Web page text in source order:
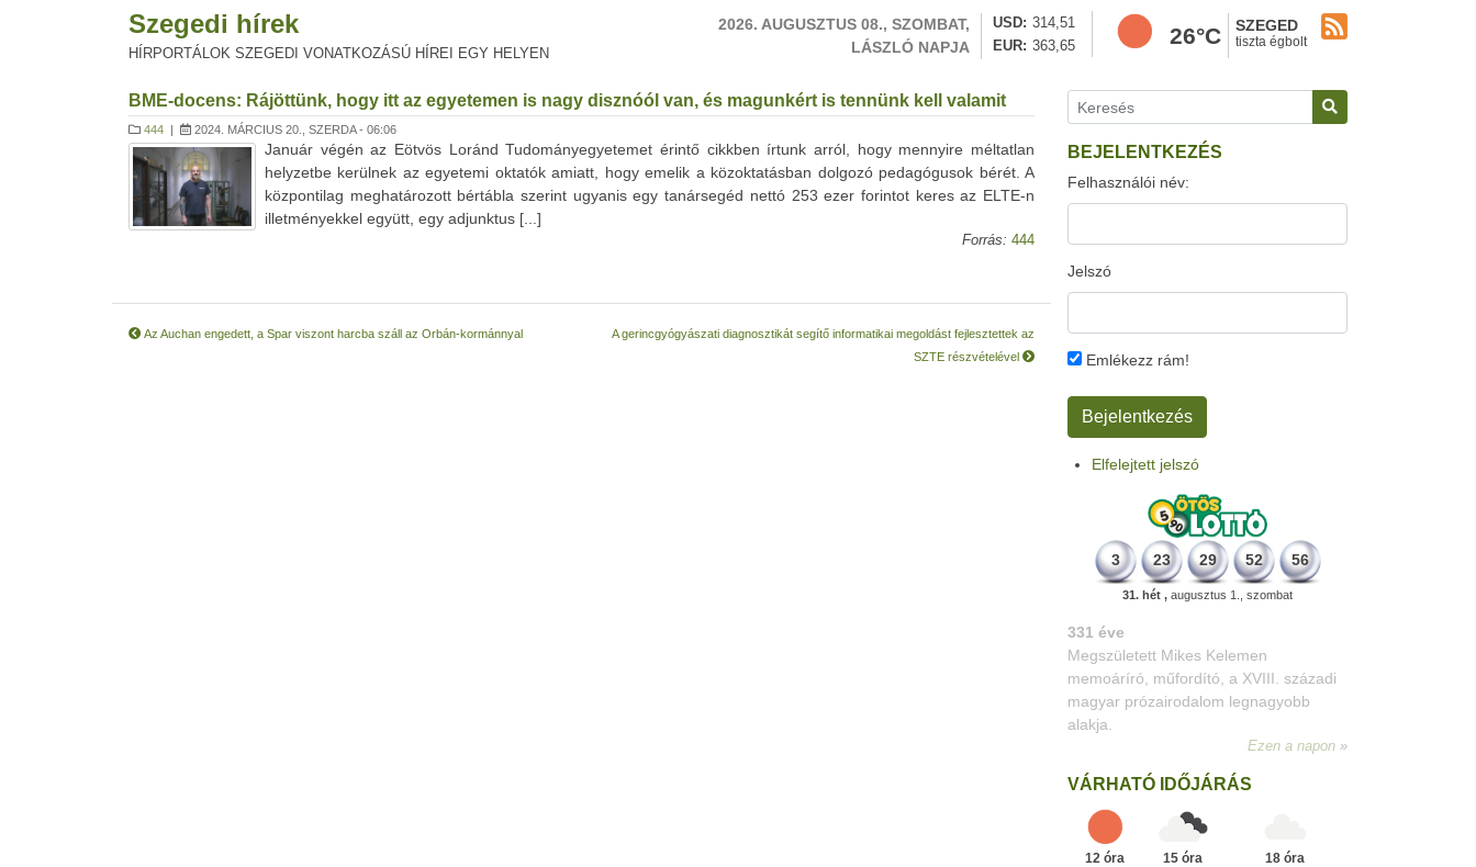
Szegedi hírek
HÍRPORTÁLOK SZEGEDI VONATKOZÁSÚ HÍREI EGY HELYEN
2026. AUGUSZTUS 08., SZOMBAT,
LÁSZLÓ NAPJA
USD
314,51
EUR
363,65 26°C SZEGED
tiszta égbolt
BME-docens: Rájöttünk, hogy itt az egyetemen is nagy disznóól van, és magunkért is tennünk kell valamit
444 | 2024. MÁRCIUS 20., SZERDA - 06:06
Január végén az Eötvös Loránd Tudományegyetemet érintő cikkben írtunk arról, hogy mennyire méltatlan
helyzetbe kerülnek az egyetemi oktatók amiatt, hogy emelik a közoktatásban dolgozó pedagógusok bérét. A
központilag meghatározott bértábla szerint ugyanis egy tanársegéd nettó 253 ezer forintot keres az ELTE-n
illetményekkel együtt, egy adjunktus [...]
Forrás: 444
Az Auchan engedett, a Spar viszont harcba száll az Orbán-kormánnyal
A gerincgyógyászati diagnosztikát segítő informatikai megoldást fejlesztettek az
SZTE részvételével
BEJELENTKEZÉS
Felhasználói név:
Jelszó
Emlékezz rám!
Elfelejtett jelszó
3 23 29 52 56
31. hét , augusztus 1., szombat
331 éve
Megszületett Mikes Kelemen
memoáríró, műfordító, a XVIII. századi
magyar prózairodalom legnagyobb
alakja.
Ezen a napon
VÁRHATÓ IDŐJÁRÁS
12 óra
15 óra
18 óra